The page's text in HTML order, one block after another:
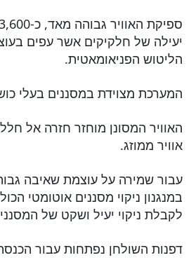
יעילה של חלקיקים אשר עפים
הליטוש הפניאומאטית.
המערכת מצוידת במסננים בעלי כושר
האוויר המסונן מוחזר חזרה אל
אוויר ממוזג.
עבור שמירה על עוצמת שאיבה
במנגנון ניקוי מסננים אוטומטי
לקבלת ניקוי יעיל ושקט של
דפנות השולחן נפתחות עבור